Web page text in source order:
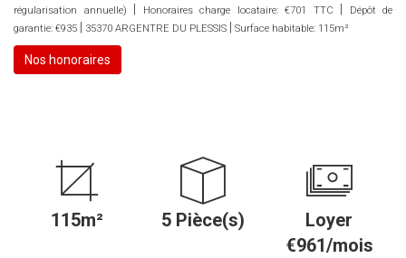
régularisation annuelle)
Honoraires charge locataire: €701 TTC
Dépôt de
garantie: €935
35370 ARGENTRE DU PLESSIS Surface habitable: 115m²
Nos honoraires
115m² 5 Pièce(s)
Loyer
€961/mois